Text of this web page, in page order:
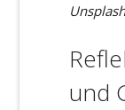
Unsplash
und